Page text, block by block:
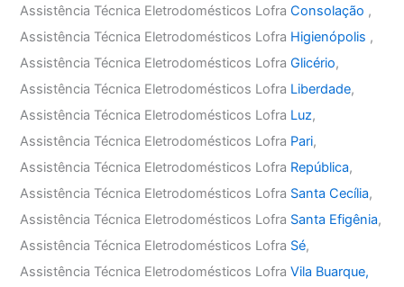
Assistência Técnica Eletrodomésticos LofraConsolação ,
Assistência Técnica Eletrodomésticos Lofra Higienópolis ,
Assistência Técnica Eletrodomésticos LofraGlicério,
Assistência Técnica Eletrodomésticos Lofra Liberdade,
Assistência Técnica Eletrodomésticos Lofra Luz,
Assistência Técnica Eletrodomésticos Lofra Pari,
Assistência Técnica Eletrodomésticos Lofra República,
Assistência Técnica Eletrodomésticos Lofra Santa Cecília,
Assistência Técnica Eletrodomésticos Lofra Santa Efigênia,
Assistência Técnica Eletrodomésticos Lofra Sé,
Assistência Técnica Eletrodomésticos LofraVila Buarque,